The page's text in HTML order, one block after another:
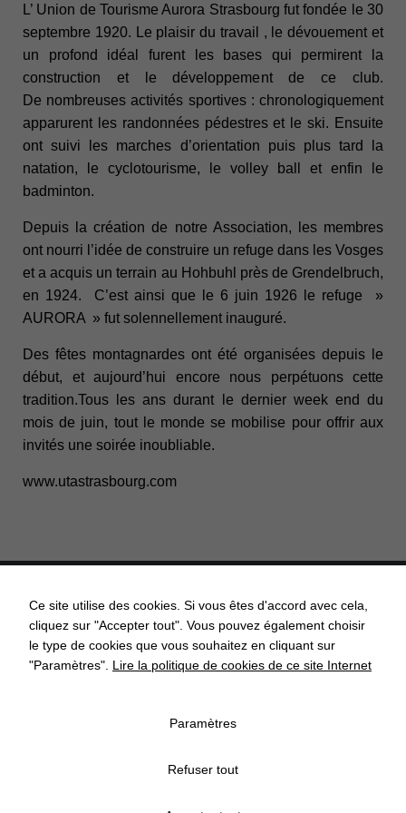
L’ Union de Tourisme Aurora Strasbourg fut fondée le 30
septembre 1920. Le plaisir du travail , le dévouement et
un profond idéal furent les bases qui permirent la
construction et le développement de ce club.
De nombreuses activités sportives:chronologiquement
apparurent les randonnées pédestres et le ski. Ensuite
ont suivi les marches d’orientation puis plus tard la
natation, le cyclotourisme, le volley ball et enfin le
badminton.
Depuis la création de notre Association, les membres
ont nourri l’idée de construire un refuge dans les Vosges
et a acquis un terrain au Hohbuhl près de Grendelbruch,
en 1924. C’est ainsi que le 6 juin 1926 le refuge »
AURORA » fut solennellement inauguré.
Des fêtes montagnardes ont été organisées depuis le
début, et aujourd’hui encore nous perpétuons cette
tradition.Tous les ans durant le dernier week end du
mois de juin, tout le monde se mobilise pour offrir aux
invités une soirée inoubliable.
www.utastrasbourg.com
ACCUEIL ACTUALITÉS AGENDA API’GRENDEL
ECONOMIE
POLITIQUE DE CONFIDENTIALITÉ
Ce site utilise des cookies. Si vous êtes d'accord avec cela,
cliquez sur "Accepter tout". Vous pouvez également choisir
le type de cookies que vous souhaitez en cliquant sur
"Paramètres". Lire la politique de cookies de ce site Internet
Paramètres
Refuser tout